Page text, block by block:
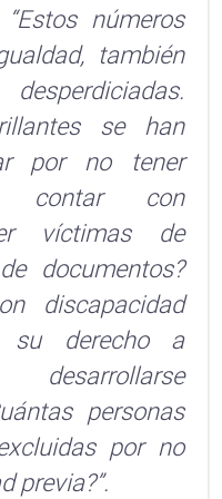
“Estos números
también
se han
por no tener
contar con
víctimas de
documentos?
discapacidad
su derecho a
personas
por no
previa?”.